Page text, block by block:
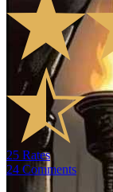
25 Rates
24 Comments